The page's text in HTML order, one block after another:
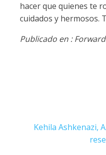
hacer que quienes te
cuidados y hermosos.
Publicado en :
Kehila Ashkenazi,